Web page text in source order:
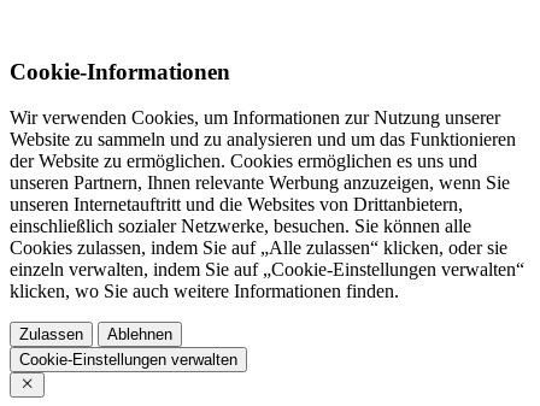
Cookie-Informationen
Wir verwenden Cookies, um Informationen zur Nutzung unserer
Website zu sammeln und zu analysieren und um das Funktionieren
der Website zu ermöglichen. Cookies ermöglichen es uns und
unseren Partnern, Ihnen relevante Werbung anzuzeigen, wenn Sie
unseren Internetauftritt und die Websites von Drittanbietern,
einschließlich sozialer Netzwerke, besuchen. Sie können alle
Cookies zulassen, indem Sie auf „Alle zulassen“ klicken, oder sie
einzeln verwalten, indem Sie auf „Cookie-Einstellungen verwalten“
klicken, wo Sie auch weitere Informationen finden.
Zulassen
Ablehnen
Cookie-Einstellungen verwalten